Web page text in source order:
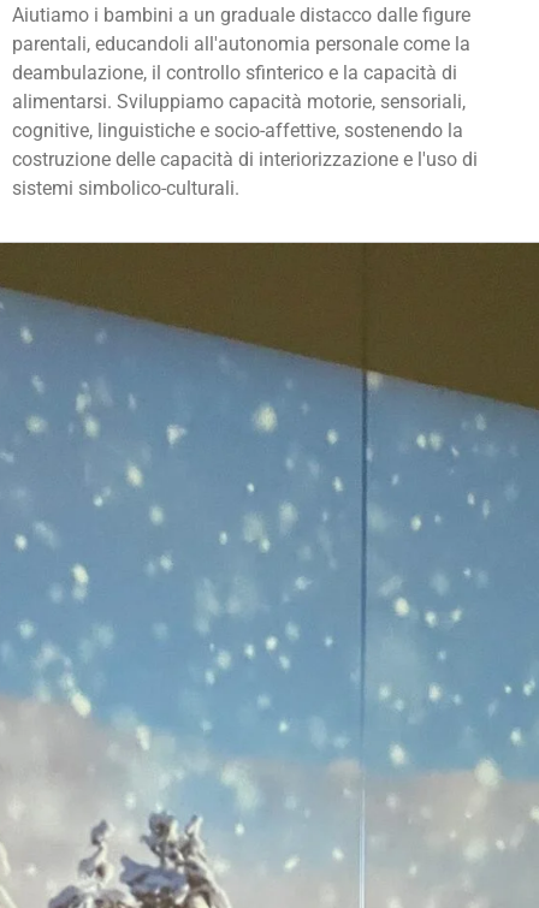
Aiutiamo i bambini a un graduale distacco dalle figure
parentali, educandoli all'autonomia personale come la
deambulazione, il controllo sfinterico e la capacità di
alimentarsi. Sviluppiamo capacità motorie, sensoriali,
cognitive, linguistiche e socio-affettive, sostenendo la
costruzione delle capacità di interiorizzazione e l'uso di
sistemi simbolico-culturali.